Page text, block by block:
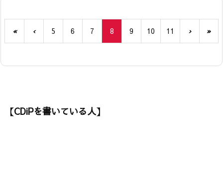
« ‹ 5 6 7 8 9 10 11 › »
【CDiPを書いている人】